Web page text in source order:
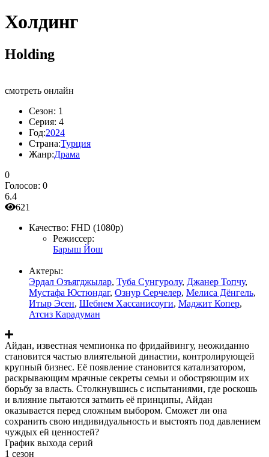
Холдинг
Holding
смотреть онлайн
Сезон: 1
Серия: 4
Год:2024
Страна:Турция
Жанр:Драма
0
Голосов: 0
6.4
621
Качество: FHD (1080p)
Режиссер:
Барыш Йош
Актеры:
Эрдал Озъягджылар, Туба Сунгуролу, Джанер Топчу,
Мустафа Юстюндаг, Ознур Серчелер, Мелиса Дёнгель,
Итыр Эсен, Шебнем Хассанисоуги, Маджит Копер,
Атсиз Карадуман
Айдан, известная чемпионка по фридайвингу, неожиданно
становится частью влиятельной династии, контролирующей
крупный бизнес. Её появление становится катализатором,
раскрывающим мрачные секреты семьи и обостряющим их
борьбу за власть. Столкнувшись с испытаниями, где роскошь
и влияние пытаются затмить её принципы, Айдан
оказывается перед сложным выбором. Сможет ли она
сохранить свою индивидуальность и выстоять под давлением
чуждых ей ценностей?
График выхода серий
1 сезон